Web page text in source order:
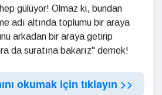
gülüyor! Olmaz ki, bundan
adı altında toplumu bir araya
arkadan bir araya getirip
da suratına bakarız" demek!
okumak için tıklayın >>